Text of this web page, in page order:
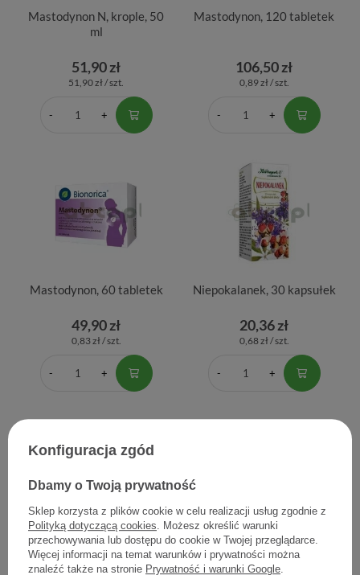
Mastodynon N, krople, 50
ml
51,90 zł
51,90 zł / szt.
Mastodynon, 120 tabletek
106,50 zł
0,89 zł / szt.
Mastodynon, 60 tabletek
49,90 zł
0,83 zł / szt.
Niepokalanek, 30 kapsułek
20,36 zł
0,68 zł / szt.
Scopolan 10 mg 30 draz
Scopolan 10 mg, 10
tabletek drażowanych
Konfiguracja zgód
Dbamy o Twoją prywatność
Sklep korzysta z plików cookie w celu realizacji usług zgodnie z
Polityką dotyczącą cookies . Możesz określić warunki
przechowywania lub dostępu do cookie w Twojej przeglądarce.
Więcej informacji na temat warunków i prywatności można
znaleźć także na stronie Prywatność i warunki Google